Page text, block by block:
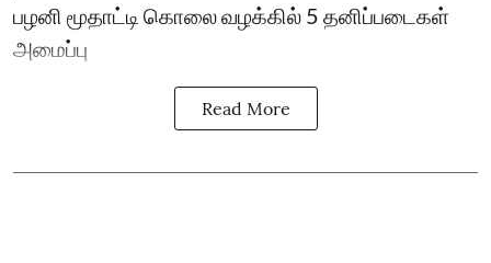
பழனி மூதாட்டி கொலை வழக்கில் 5 தனிப்படைகள்
அமைப்பு
Read More